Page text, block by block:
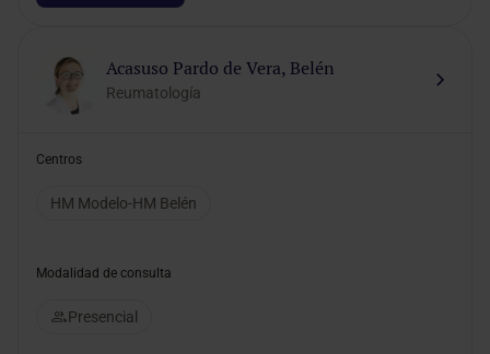
Acasuso Pardo de Vera, Belén
Reumatología
Centros
HM Modelo-HM Belén
Modalidad de consulta
Presencial